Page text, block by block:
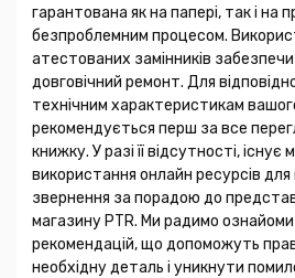
гарантована як на папері, так і на
безпроблемним процесом.
атестованих замінників
довговічний ремонт. Для
технічним характеристикам
рекомендується перш за все
книжку. У разі її відсутності, існує
використання онлайн ресурсів
звернення за порадою до
магазину PTR. Ми радимо
рекомендацій, що допоможуть
необхідну деталь і уникнути